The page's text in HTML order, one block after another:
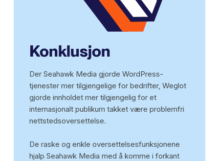
Konklusjon
Der Seahawk Media gjorde WordPress-
tjenester mer tilgjengelige for bedrifter, Weglot
gjorde innholdet mer tilgjengelig for et
internasjonalt publikum takket være problemfri
nettstedsoversettelse.
De raske og enkle oversettelsesfunksjonene
hjalp Seahawk Media med å komme i forkant